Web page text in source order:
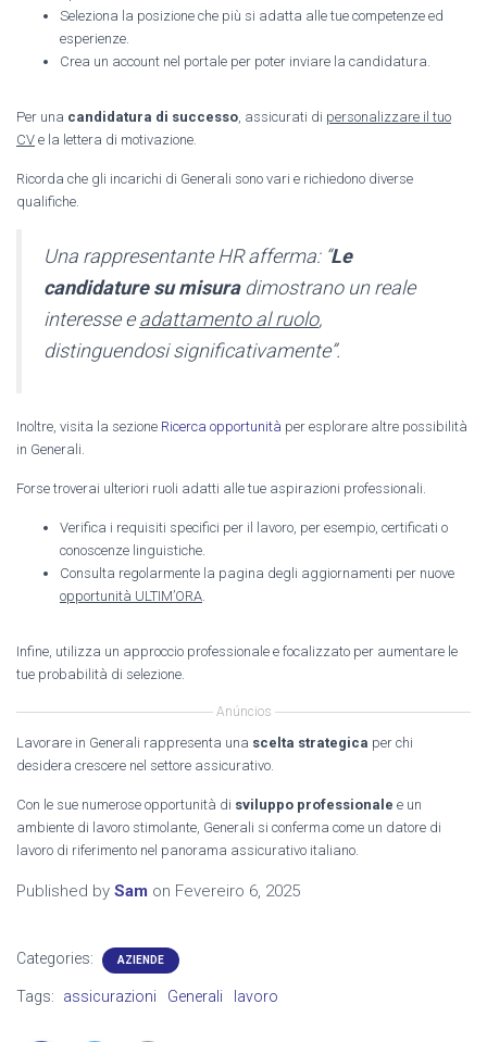
Seleziona la posizione che più si adatta alle tue competenze ed
esperienze.
Crea un account nel portale per poter inviare la candidatura.
Per una candidatura di successo , assicurati di personalizzare il tuo
CV e la lettera di motivazione.
Ricorda che gli incarichi di Generali sono vari e richiedono diverse
qualifiche.
Una rappresentante HR afferma: “Le
candidature su misuradimostrano un reale
interesse eadattamento al ruolo,
distinguendosi significativamente”.
Inoltre, visita la sezione Ricerca opportunità per esplorare altre possibilità
in Generali.
Forse troverai ulteriori ruoli adatti alle tue aspirazioni professionali.
Verifica i requisiti specifici per il lavoro, per esempio, certificati o
conoscenze linguistiche.
Consulta regolarmente la pagina degli aggiornamenti per nuove
opportunità ULTIM’ORA
Infine, utilizza un approccio professionale e focalizzato per aumentare le
tue probabilità di selezione.
Anúncios
Lavorare in Generali rappresenta una scelta strategica per chi
desidera crescere nel settore assicurativo.
Con le sue numerose opportunità di sviluppo professionale e un
ambiente di lavoro stimolante, Generali si conferma come un datore di
lavoro di riferimento nel panorama assicurativo italiano.
Published by Sam on Fevereiro 6, 2025
Categories: AZIENDE
Tags: assicurazioni Generali lavoro